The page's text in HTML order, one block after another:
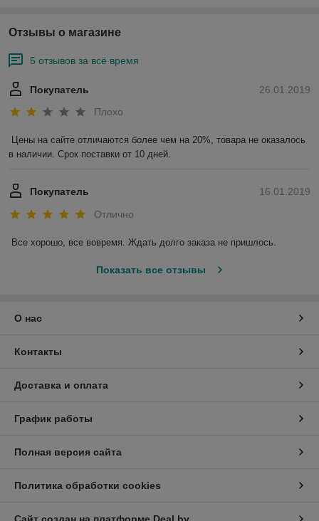
Отзывы о магазине
5 отзывов за всё время
26.01.2019
Покупатель
Плохо
Цены на сайте отличаются более чем на 20%, товара не оказалось
в наличии. Срок поставки от 10 дней.
16.01.2019
Покупатель
Отлично
Все хорошо, все вовремя. Ждать долго заказа не пришлось.
Показать все отзывы
О нас
Контакты
Доставка и оплата
График работы
Полная версия сайта
Политика обработки cookies
Сайт создан на платформе Deal.by